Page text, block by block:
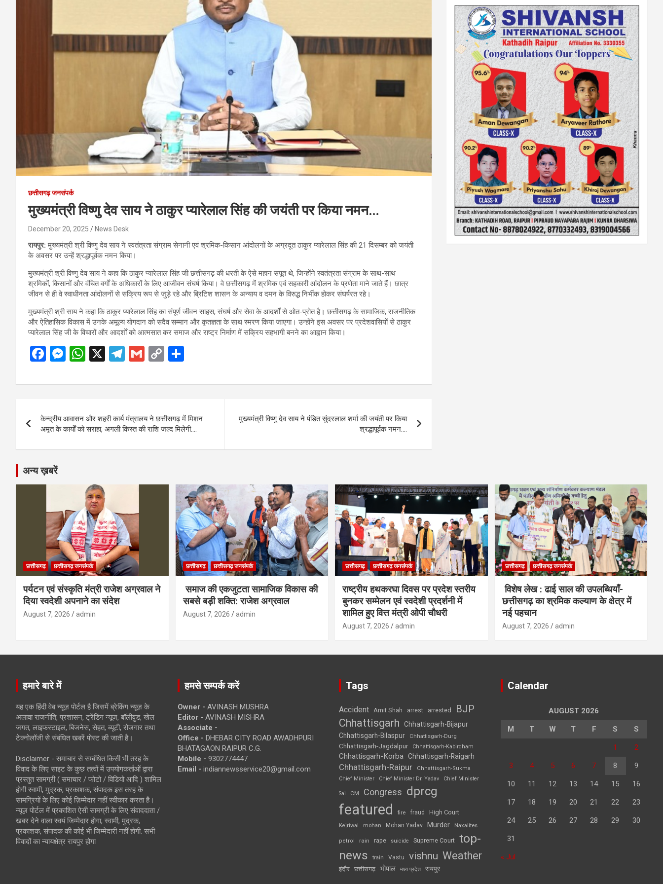
छत्तीसगढ़ जनसंपर्क
मुख्यमंत्री विष्णु देव साय ने ठाकुर प्यारेलाल सिंह की जयंती पर किया नमन…
December 20, 2025 News Desk
रायपुर:मुख्यमंत्री श्री विष्णु देव साय ने स्वतंत्रता संग्राम सेनानी एवं श्रमिक-किसान आंदोलनों के अग्रदूत ठाकुर प्यारेलाल सिंह की 21 दिसम्बर को जयंती
के अवसर पर उन्हें श्रद्धापूर्वक नमन किया।
मुख्यमंत्री श्री विष्णु देव साय ने कहा कि ठाकुर प्यारेलाल सिंह जी छत्तीसगढ़ की धरती के ऐसे महान सपूत थे, जिन्होंने स्वतंत्रता संग्राम के साथ-साथ
श्रमिकों, किसानों और वंचित वर्गों के अधिकारों के लिए आजीवन संघर्ष किया। वे छत्तीसगढ़ में श्रमिक एवं सहकारी आंदोलन के प्रणेता माने जाते हैं। छात्र
जीवन से ही वे स्वाधीनता आंदोलनों से सक्रिय रूप से जुड़े रहे और ब्रिटिश शासन के अन्याय व दमन के विरुद्ध निर्भीक होकर संघर्षरत रहे।
मुख्यमंत्री श्री साय ने कहा कि ठाकुर प्यारेलाल सिंह का संपूर्ण जीवन साहस, संघर्ष और सेवा के आदर्शों से ओत-प्रोत है। छत्तीसगढ़ के सामाजिक, राजनीतिक
और ऐतिहासिक विकास में उनके अमूल्य योगदान को सदैव सम्मान और कृतज्ञता के साथ स्मरण किया जाएगा। उन्होंने इस अवसर पर प्रदेशवासियों से ठाकुर
प्यारेलाल सिंह जी के विचारों और आदर्शों को आत्मसात कर समाज और राष्ट्र निर्माण में सक्रिय सहभागी बनने का आह्वान किया।
F
ce
o
o
k
M
se
g
er
W
at
A
p
p
X
T
e
a
m
G
ail
C
py
n
k
ar
navigation
केन्द्रीय आवासन और शहरी कार्य मंत्रालय ने छत्तीसगढ़ में मिशन
अमृत के कार्यों को सराहा, अगली किस्त की राशि जल्द मिलेगी….
मुख्यमंत्री विष्णु देव साय ने पंडित सुंदरलाल शर्मा की जयंती पर किया
श्रद्धापूर्वक नमन….
अन्य ख़बरें
छत्तीसगढ़ छत्तीसगढ़ जनसंपर्क
पर्यटन एवं संस्कृति मंत्री राजेश अग्रवाल ने
दिया स्वदेशी अपनाने का संदेश
August 7, 2026 admin
छत्तीसगढ़ छत्तीसगढ़ जनसंपर्क
समाज की एकजुटता सामाजिक विकास की
सबसे बड़ी शक्ति: राजेश अग्रवाल
August 7, 2026 admin
छत्तीसगढ़ छत्तीसगढ़ जनसंपर्क
राष्ट्रीय हथकरघा दिवस पर प्रदेश स्तरीय
बुनकर सम्मेलन एवं स्वदेशी प्रदर्शनी में
शामिल हुए वित्त मंत्री ओपी चौधरी
August 7, 2026 admin
छत्तीसगढ़ छत्तीसगढ़ जनसंपर्क
विशेष लेख : ढाई साल की उपलब्धियाँ-
छत्तीसगढ़ का श्रमिक कल्याण के क्षेत्र में
नई पहचान
August 7, 2026 admin
हमारे बारे में
यह एक हिंदी वेब न्यूज़ पोर्टल है जिसमें ब्रेकिंग न्यूज़ के
अलावा राजनीति, प्रशासन, ट्रेंडिंग न्यूज, बॉलीवुड, खेल
जगत, लाइफस्टाइल, बिजनेस, सेहत, ब्यूटी, रोजगार तथा
टेक्नोलॉजी से संबंधित खबरें पोस्ट की जाती है।
Disclaimer - समाचार से सम्बंधित किसी भी तरह के
विवाद के लिए साइट के कुछ तत्वों में उपयोगकर्ताओं द्वारा
प्रस्तुत सामग्री ( समाचार / फोटो / विडियो आदि ) शामिल
होगी स्वामी, मुद्रक, प्रकाशक, संपादक इस तरह के
सामग्रियों के लिए कोई ज़िम्मेदार नहीं स्वीकार करता है।
न्यूज़ पोर्टल में प्रकाशित ऐसी सामग्री के लिए संवाददाता /
खबर देने वाला स्वयं जिम्मेदार होगा, स्वामी, मुद्रक,
प्रकाशक, संपादक की कोई भी जिम्मेदारी नहीं होगी. सभी
विवादों का न्यायक्षेत्र रायपुर होगा
हमसे सम्पर्क करें
Owner - AVINASH MUSHRA
Editor - AVINASH MISHRA
Associate -
Office - DHEBAR CITY ROAD AWADHPURI
BHATAGAON RAIPUR C.G.
Mobile - 9302774447
Email - indiannewsservice20@gmail.com
Tags
Accident Amit Shah arrest arrested BJP
Chhattisgarh
Chhattisgarh-Bijapur
Chhattisgarh-Bilaspur
Chhattisgarh-Durg
Chhattisgarh-Jagdalpur Chhattisgarh-Kabirdham
Chhattisgarh-Korba Chhattisgarh-Raigarh
Chhattisgarh-Raipur
Chhattisgarh-Sukma
Chief Minister
Chief Minister Dr. Yadav Chief Minister
Sai CM Congress dprcg
featured fire fraud High Court
Kejriwal mohan Mohan Yadav Murder Naxalites
petrol rain rape suicide Supreme Court top-
news
train Vastu vishnu Weather
इंदौर छत्तीसगढ़ भोपाल मध्य प्रदेश रायपुर
Calendar
AUGUST 2026
M T W T F S S
1 2
3 4 5 6 7 8 9
10 11 12 13 14 15 16
17 18 19 20 21 22 23
24 25 26 27 28 29 30
31
« Jul